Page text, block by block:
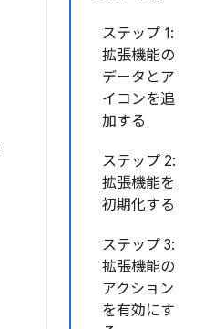
ステップ 1:
拡張機能の
データとア
イコンを追
加する
ステップ 2:
拡張機能を
初期化する
ステップ 3:
拡張機能の
アクション
を有効にす